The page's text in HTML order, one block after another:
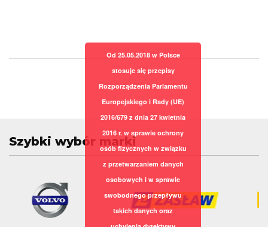
Szybki wybór marki
Od 25.05.2018 w Polsce
stosuje się przepisy
Rozporządzenia Parlamentu
Europejskiego i Rady (UE)
2016/679 z dnia 27 kwietnia
2016 r. w sprawie ochrony
osób fizycznych w związku
z przetwarzaniem danych
osobowych i w sprawie
swobodnego przepływu
takich danych oraz